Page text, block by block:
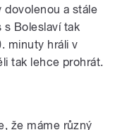
dovolenou a stále
s Boleslaví tak
minuty hráli v
tak lehce prohrát.
že máme různý